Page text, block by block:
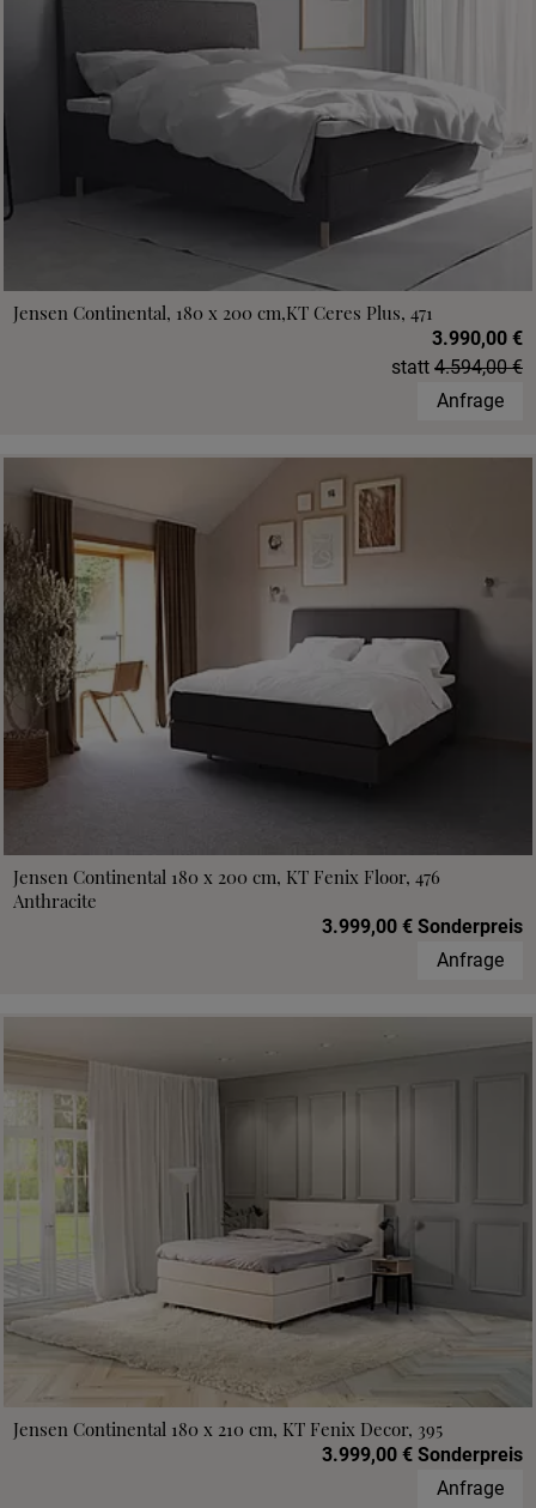
Jensen Continental, 180 x 200 cm,KT Ceres Plus, 471
3.990,00 €
statt 4.594,00 €
Anfrage
Jensen Continental 180 x 200 cm, KT Fenix Floor, 476
Anthracite
3.999,00 € Sonderpreis
Anfrage
Jensen Continental 180 x 210 cm, KT Fenix Decor, 395
3.999,00 € Sonderpreis
Anfrage